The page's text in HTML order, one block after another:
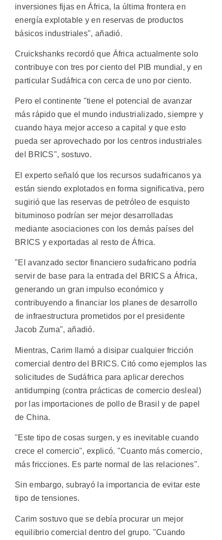
inversiones fijas en África, la última frontera en
energía explotable y en reservas de productos
básicos industriales", añadió.
Cruickshanks recordó que África actualmente solo
contribuye con tres por ciento del PIB mundial, y en
particular Sudáfrica con cerca de uno por ciento.
Pero el continente "tiene el potencial de avanzar
más rápido que el mundo industrializado, siempre y
cuando haya mejor acceso a capital y que esto
pueda ser aprovechado por los centros industriales
del BRICS", sostuvo.
El experto señaló que los recursos sudafricanos ya
están siendo explotados en forma significativa, pero
sugirió que las reservas de petróleo de esquisto
bituminoso podrían ser mejor desarrolladas
mediante asociaciones con los demás países del
BRICS y exportadas al resto de África.
"El avanzado sector financiero sudafricano podría
servir de base para la entrada del BRICS a África,
generando un gran impulso económico y
contribuyendo a financiar los planes de desarrollo
de infraestructura prometidos por el presidente
Jacob Zuma", añadió.
Mientras, Carim llamó a disipar cualquier fricción
comercial dentro del BRICS. Citó como ejemplos las
solicitudes de Sudáfrica para aplicar derechos
antidumping (contra prácticas de comercio desleal)
por las importaciones de pollo de Brasil y de papel
de China.
"Este tipo de cosas surgen, y es inevitable cuando
crece el comercio", explicó. "Cuanto más comercio,
más fricciones. Es parte normal de las relaciones".
Sin embargo, subrayó la importancia de evitar este
tipo de tensiones.
Carim sostuvo que se debía procurar un mejor
equilibrio comercial dentro del grupo. "Cuando